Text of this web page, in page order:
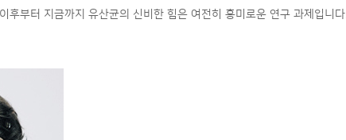
후부터 지금까지 유산균의 신비한 힘은 여전히 흥미로운 연구 과제입니다.